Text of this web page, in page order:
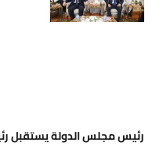
رئيس مجلس الدولة يستقبل